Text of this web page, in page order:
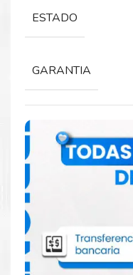
Comprar Toner
para impresora
C7030
Aprovecha nuestra
productos. Tenemos
visítanos hoy para
impresora
Xerox, como
impresora Xerox C7020
ESTADO
GARANTIA